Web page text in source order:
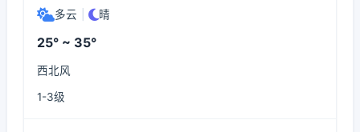
多云 晴
25° ~ 35°
西北风
1-3级